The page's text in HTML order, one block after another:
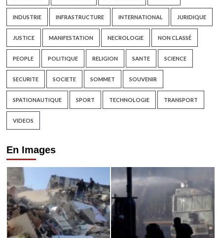
INDUSTRIE INFRASTRUCTURE INTERNATIONAL JURIDIQUE
JUSTICE MANIFESTATION NECROLOGIE NON CLASSÉ
PEOPLE POLITIQUE RELIGION SANTE SCIENCE
SECURITE SOCIETE SOMMET SOUVENIR
SPATIONAUTIQUE SPORT TECHNOLOGIE TRANSPORT
VIDEOS
En Images